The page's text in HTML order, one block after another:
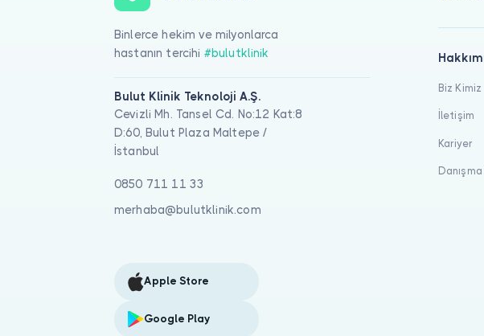
Binlerce hekim ve milyonlarca
hastanın tercihi #bulutklinik
Bulut Klinik Teknoloji A.Ş.
Cevizli Mh. Tansel Cd. No:12 Kat:8
D:60, Bulut Plaza Maltepe /
İstanbul
0850 711 11 33
merhaba@bulutklinik.com
Apple Store
Google Play
Biz Kimiz
İletişim
Kariyer